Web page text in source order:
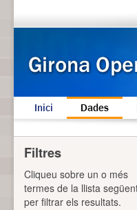
Inici Dades
Filtres
Cliqueu sobre un o més
termes de la llista
per filtrar els resultats.